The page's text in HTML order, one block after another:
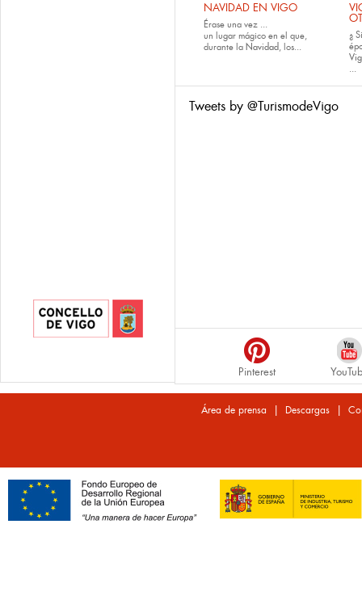
NAVIDAD EN VIGO
Érase una vez ...
un lugar mágico en el que,
durante la Navidad, los...
¿
...
Tweets by @TurismodeVigo
Pinterest
Área de prensa | Descargas|